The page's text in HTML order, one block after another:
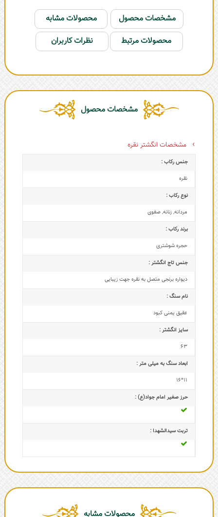
مشخصات محصول
محصولات مشابه
محصولات مرتبط
نظرات کاربران
مشخصات محصول
مشخصات انگشتر نقره
جنس رکاب :
نقره
نوع رکاب :
مردانه,زنانه,صفوی
برند رکاب :
حجره شوشتری
جنس تاج انگشتر :
دیواره برنجی متصل به نقره جهت زیبایی
نام سنگ :
عقیق یمنی کبود
سایز انگشتر :
63
ابعاد سنگ به میلی متر :
11*16
حرز صغیر امام جواد(ع) :
تربت سیدالشهدا :
محصولات مشابه